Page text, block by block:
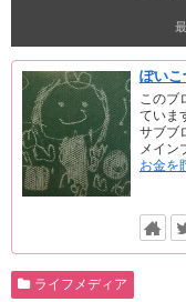
ぽいこ
このブ
ていま
サブブ
メイン
お金を
ライフメディア